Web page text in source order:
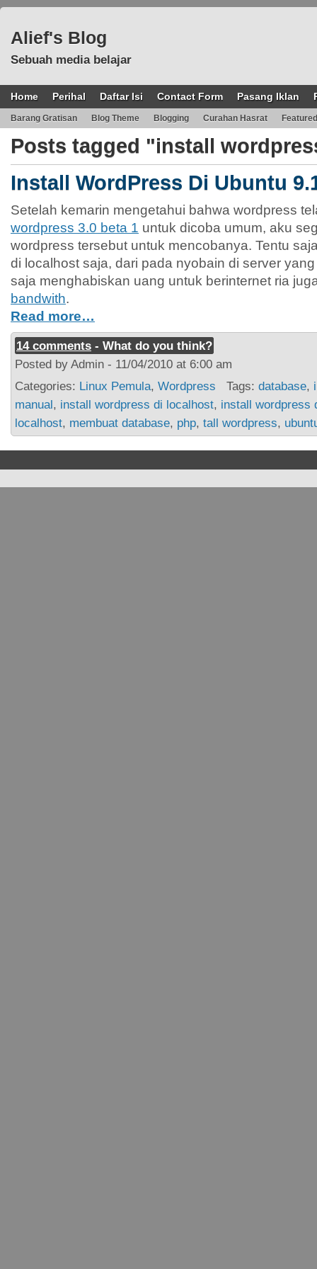
Alief's Blog
Sebuah media belajar
Home Perihal Daftar Isi Contact Form Pasang Iklan
Barang Gratisan Blog Theme Blogging Curahan Hasrat Featured
Posts tagged "install
Install WordPress Di Ubuntu
Setelah kemarin mengetahui bahwa wordpress
wordpress 3.0 beta 1 untuk dicoba umum, aku
wordpress tersebut untuk mencobanya. Tentu
di localhost saja, dari pada nyobain di server
saja menghabiskan uang untuk berinternet ria
bandwith.
Read more…
14 comments - What do you think?
Posted by Admin - 11/04/2010 at 6:00 am
Categories: Linux Pemula, Wordpress Tags: database,
manual, install wordpress di localhost, install wordpress
localhost, membuat database, php, tall wordpress,